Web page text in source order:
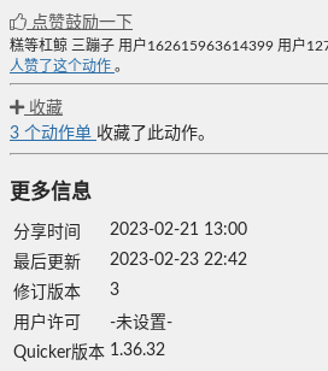
点赞鼓励一下
糕等杠鲸 三蹦子 用户162615963614399 用户
人赞了这个动作 。
收藏
3 个动作单 收藏了此动作。
更多信息
分享时间
2023-02-21 13:00
最后更新
2023-02-23 22:42
修订版本
3
用户许可
-未设置-
Quicker版本 1.36.32